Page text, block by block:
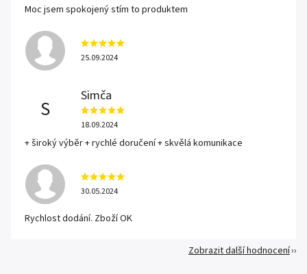
Moc jsem spokojený stím to produktem
25.09.2024
S
Simča
18.09.2024
+ široký výběr + rychlé doručení + skvělá komunikace
30.05.2024
Rychlost dodání. Zboží OK
Zobrazit další hodnocení